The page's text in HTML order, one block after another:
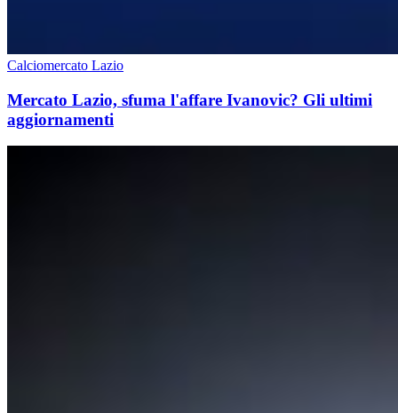
Calciomercato Lazio
Mercato Lazio, sfuma l'affare Ivanovic? Gli ultimi
aggiornamenti